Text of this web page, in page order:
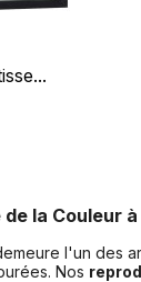
la Couleur
l'un des
Nos